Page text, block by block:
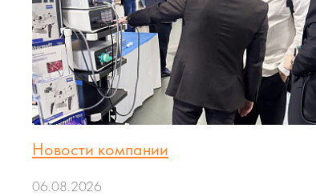
Новости компании
06.08.2026